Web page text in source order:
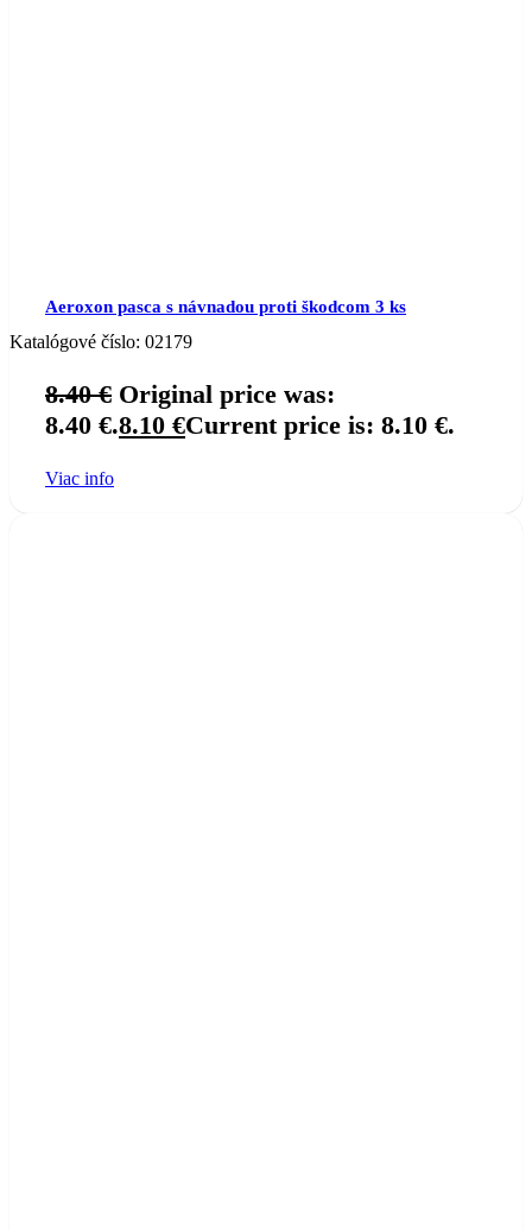
Aeroxon pasca s návnadou proti škodcom 3 ks
Katalógové číslo: 02179
8.40€ Original price was:
8.40 €.8.10 €Current price is: 8.10 €.
Viac info